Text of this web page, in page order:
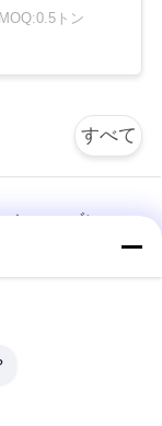
トン
すべて
トスのブレ
ーキ・ライ